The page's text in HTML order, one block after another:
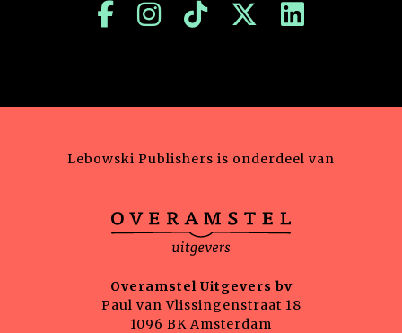
Lebowski Publishers is onderdeel van
Overamstel Uitgevers bv
Paul van Vlissingenstraat 18
1096 BK Amsterdam